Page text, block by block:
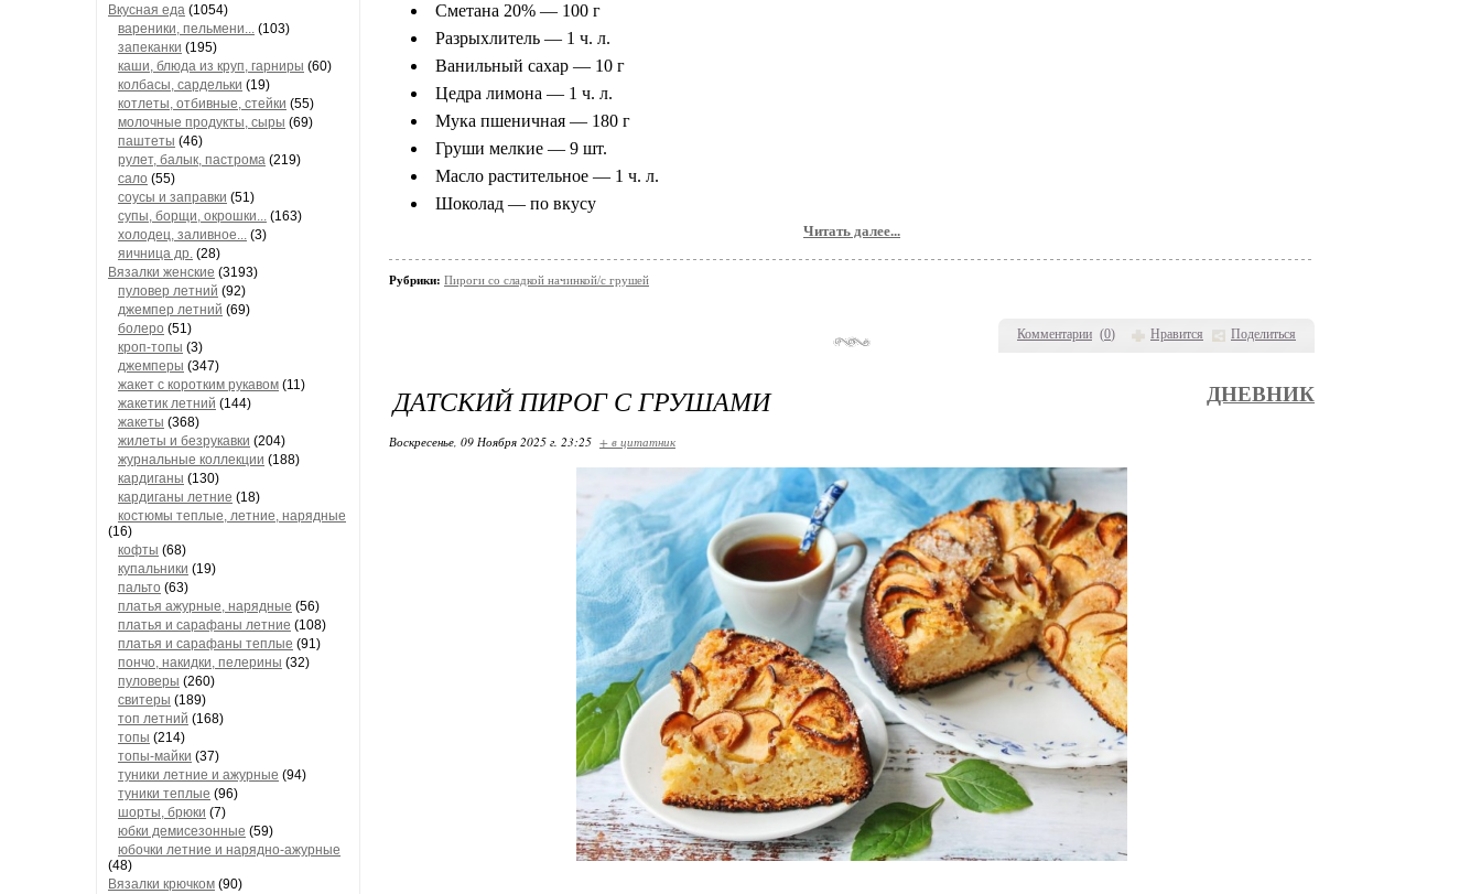
Вкусная еда (1054)
вареники, пельмени... (103)
запеканки (195)
каши, блюда из круп, гарниры (60)
колбасы, сардельки (19)
котлеты, отбивные, стейки (55)
молочные продукты, сыры (69)
паштеты (46)
рулет, балык, пастрома (219)
сало (55)
соусы и заправки (51)
супы, борщи, окрошки... (163)
холодец, заливное... (3)
яичница др. (28)
Вязалки женские (3193)
пуловер летний (92)
джемпер летний (69)
болеро (51)
кроп-топы (3)
джемперы (347)
жакет с коротким рукавом (11)
жакетик летний (144)
жакеты (368)
жилеты и безрукавки (204)
журнальные коллекции (188)
кардиганы (130)
кардиганы летние (18)
костюмы теплые, летние, нарядные
(16)
кофты (68)
купальники (19)
пальто (63)
платья ажурные, нарядные (56)
платья и сарафаны летние (108)
платья и сарафаны теплые (91)
пончо, накидки, пелерины (32)
пуловеры (260)
свитеры (189)
топ летний (168)
топы (214)
топы-майки (37)
туники летние и ажурные (94)
туники теплые (96)
шорты, брюки (7)
юбки демисезонные (59)
юбочки летние и нарядно-ажурные
(48)
Вязалки крючком (90)
Комментарии (0) Нравится Поделиться
Сметана 20% — 100 г
Разрыхлитель — 1 ч. л.
Ванильный сахар — 10 г
Цедра лимона — 1 ч. л.
Мука пшеничная — 180 г
Груши мелкие — 9 шт.
Масло растительное — 1 ч. л.
Шоколад — по вкусу
Читать далее...
Рубрики: Пироги со сладкой начинкой/с грушей
​ДАТСКИЙ ПИРОГ С ГРУШАМИ ДНЕВНИК
Воскресенье, 09 Ноября 2025 г. 23:25 + в цитатник